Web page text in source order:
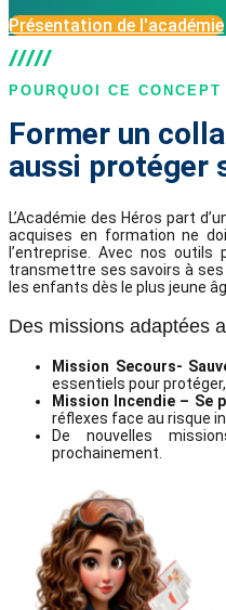
Présentation de l'académie
POURQUOI CE CONCEPT
Former un
aussi protéger
L’Académie des Héros part
acquises en formation ne
l’entreprise. Avec nos outils
transmettre ses savoirs à
les enfants dès le plus jeune
Des missions adaptées
Mission Secours-
essentiels pour
Mission Incendie – Se
réflexes face au risque
De nouvelles
prochainement.